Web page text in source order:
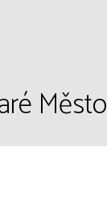
Město